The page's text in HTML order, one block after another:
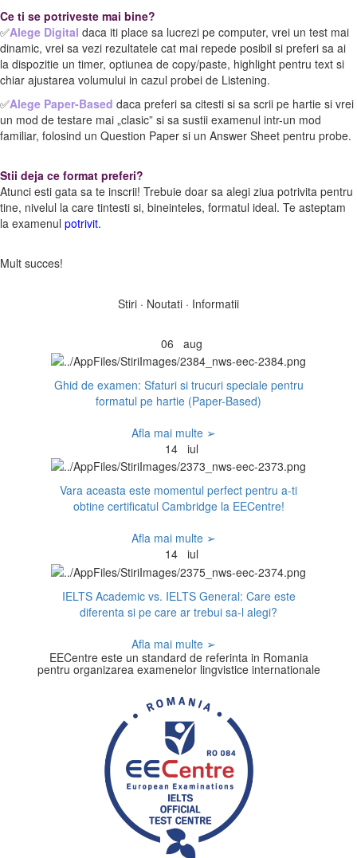
Ce ti se potriveste mai bine?
✅Alege Digital daca iti place sa lucrezi pe computer, vrei un test mai
dinamic, vrei sa vezi rezultatele cat mai repede posibil si preferi sa ai
la dispozitie un timer, optiunea de copy/paste, highlight pentru text si
chiar ajustarea volumului in cazul probei de Listening.
✅Alege Paper-Based daca preferi sa citesti si sa scrii pe hartie si vrei
un mod de testare mai „clasic” si sa sustii examenul intr-un mod
familiar, folosind un Question Paper si un Answer Sheet pentru probe.
Stii deja ce format preferi?
Atunci esti gata sa te inscrii! Trebuie doar sa alegi ziua potrivita pentru
tine, nivelul la care tintesti si, bineinteles, formatul ideal. Te asteptam
la examenul potrivit.
Mult succes!
Stiri · Noutati · Informatii
06 aug
Ghid de examen: Sfaturi si trucuri speciale pentru
formatul pe hartie (Paper-Based)
Afla mai multe ➢
14 iul
Vara aceasta este momentul perfect pentru a-ti
obtine certificatul Cambridge la EECentre!
Afla mai multe ➢
14 iul
IELTS Academic vs. IELTS General: Care este
diferenta si pe care ar trebui sa-l alegi?
Afla mai multe ➢
EECentre este un standard de referinta in Romania
pentru organizarea examenelor lingvistice internationale